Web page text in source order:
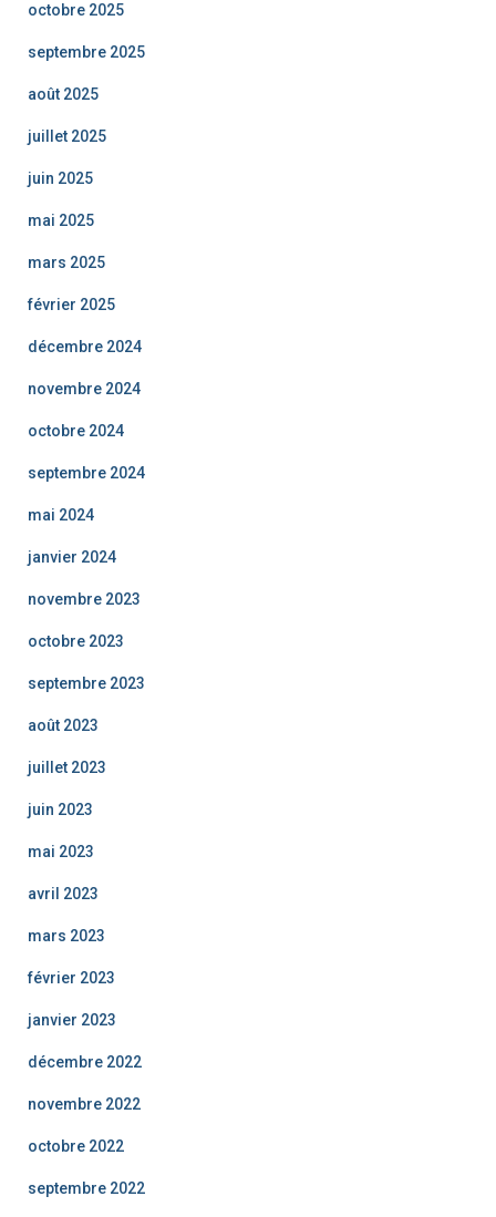
octobre 2025
septembre 2025
août 2025
juillet 2025
juin 2025
mai 2025
mars 2025
février 2025
décembre 2024
novembre 2024
octobre 2024
septembre 2024
mai 2024
janvier 2024
novembre 2023
octobre 2023
septembre 2023
août 2023
juillet 2023
juin 2023
mai 2023
avril 2023
mars 2023
février 2023
janvier 2023
décembre 2022
novembre 2022
octobre 2022
septembre 2022